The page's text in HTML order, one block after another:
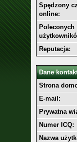
Spędzony
online:
Poleconych
Reputacja:
Dane
Strona
E-mail:
Prywatna
Numer ICQ:
Nazwa